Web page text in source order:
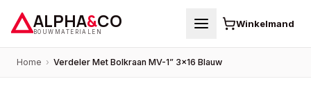
ALPHA&CO
BOUWMATERIALEN
Winkelmand
Home › Verdeler Met Bolkraan MV-1” 3×16 Blauw